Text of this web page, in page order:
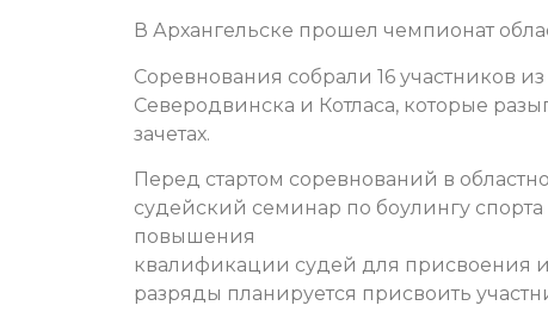
В Архангельске прошел чемпионат
Соревнования собрали 16 участников
Северодвинска и Котласа, которые
зачетах.
Перед стартом соревнований в
судейский семинар по боулингу спорта
повышения
квалификации судей для присвоения
разряды планируется присвоить